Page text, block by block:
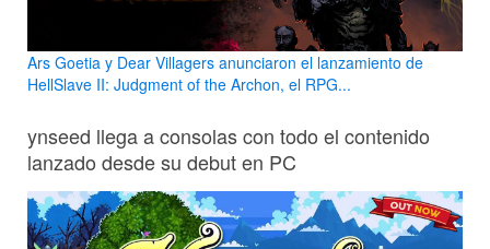
Ars Goetia y Dear Villagers anunciaron el lanzamiento de
HellSlave II: Judgment of the Archon, el RPG...
ynseed llega a consolas con todo el contenido
lanzado desde su debut en PC